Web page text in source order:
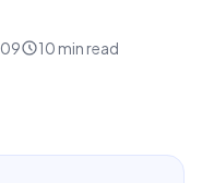
10 min read